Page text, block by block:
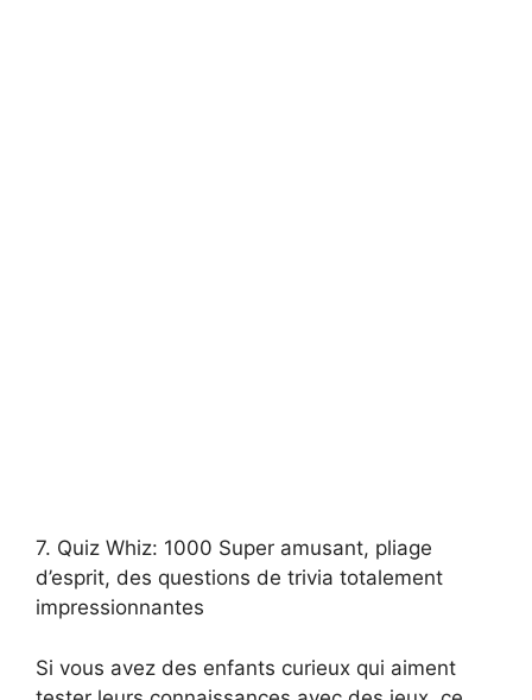
7. Quiz Whiz: 1000 Super amusant, pliage
d’esprit, des questions de trivia totalement
impressionnantes
Si vous avez des enfants curieux qui aiment